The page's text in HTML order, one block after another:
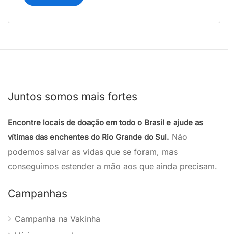
Juntos somos mais fortes
Encontre locais de doação em todo o Brasil e ajude as
vítimas das enchentes do Rio Grande do Sul. Não
podemos salvar as vidas que se foram, mas
conseguimos estender a mão aos que ainda precisam.
Campanhas
Campanha na Vakinha